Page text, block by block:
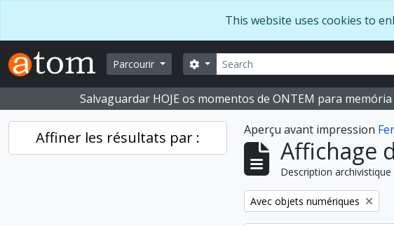
This website uses cookies to
Parcourir Rechercher
Search options
Salvaguardar HOJE os momentos de ONTEM para
Affiner les résultats par : Aperçu avant impression
Affichage
Description archivistique
Remove filter:
Avec objets numériques